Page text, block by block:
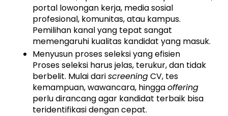
portal lowongan kerja, media sosial
profesional, komunitas, atau kampus.
Pemilihan kanal yang tepat sangat
memengaruhi kualitas kandidat yang masuk.
Menyusun proses seleksi yang efisien
Proses seleksi harus jelas, terukur, dan tidak
berbelit. Mulai dari screening CV, tes
kemampuan, wawancara, hingga offering
perlu dirancang agar kandidat terbaik bisa
teridentifikasi dengan cepat.